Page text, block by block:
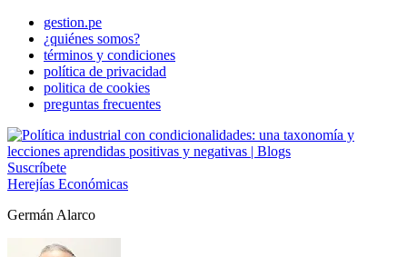
gestion.pe
¿quiénes somos?
términos y condiciones
política de privacidad
politica de cookies
preguntas frecuentes
Suscríbete
Herejías Económicas
Germán Alarco